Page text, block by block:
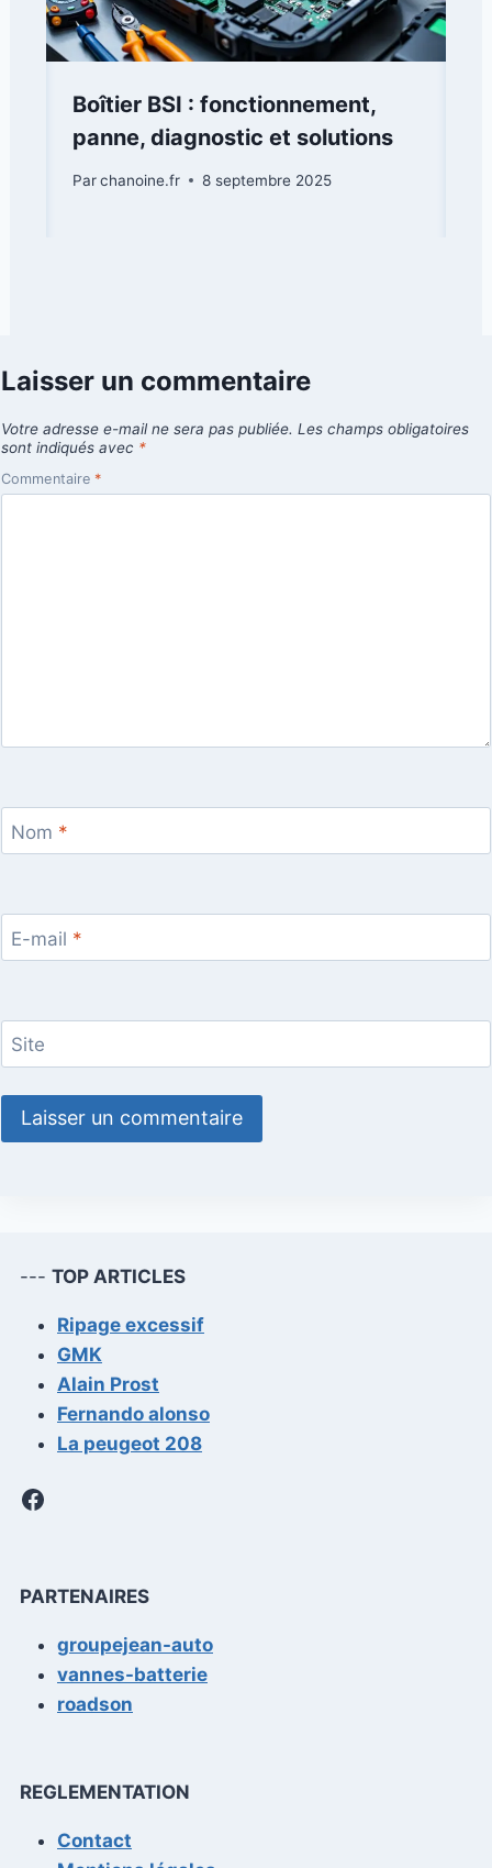
Boîtier BSI : fonctionnement,
panne, diagnostic et solutions
Parchanoine.fr 8 septembre 2025
Laisser un commentaire
Votre adresse e-mail ne sera pas publiée. Les champs obligatoires
sont indiqués avec *
Commentaire *
Nom *
E-mail *
Site
--- TOP ARTICLES
Ripage excessif
GMK
Alain Prost
Fernando alonso
La peugeot 208
Facebook
PARTENAIRES
groupejean-auto
vannes-batterie
roadson
REGLEMENTATION
Contact